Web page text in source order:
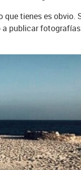
que tienes es obvio.
a publicar